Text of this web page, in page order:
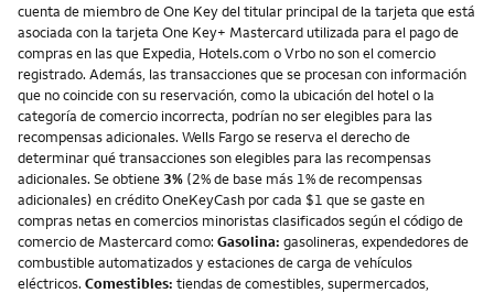
cuenta de miembro de One Key del titular principal de la tarjeta que está
asociada con la tarjeta One Key+ Mastercard utilizada para el pago de
compras en las que Expedia, Hotels.com o Vrbo no son el comercio
registrado. Además, las transacciones que se procesan con información
que no coincide con su reservación, como la ubicación del hotel o la
categoría de comercio incorrecta, podrían no ser elegibles para las
recompensas adicionales. Wells Fargo se reserva el derecho de
determinar qué transacciones son elegibles para las recompensas
adicionales. Se obtiene 3% (2% de base más 1% de recompensas
adicionales) en crédito OneKeyCash por cada $1 que se gaste en
compras netas en comercios minoristas clasificados según el código de
comercio de Mastercard como: Gasolina: gasolineras, expendedores de
combustible automatizados y estaciones de carga de vehículos
eléctricos. Comestibles: tiendas de comestibles, supermercados,